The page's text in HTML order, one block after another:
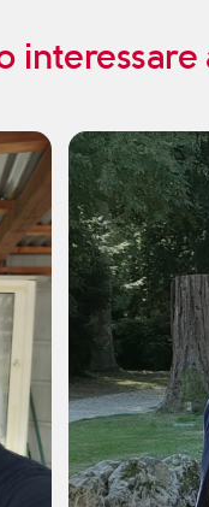
interessare